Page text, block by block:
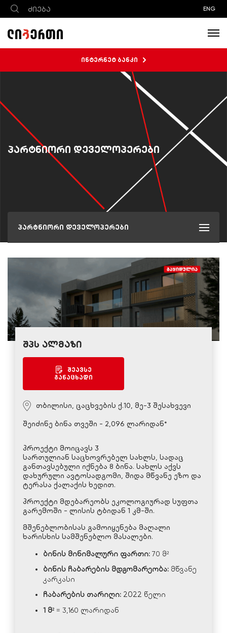
ENG
ინტერნეტ ბანკი
პარტნიორი დეველოპერები
პარტნიორი დეველოპერები
შპს ალმაზი
შეავსე
განაცხადი
თბილისი, ცაცხვების ქ.10, მე-3 შესახვევი
შეიძინე ბინა თვეში - 2,096 ლარიდან*
პროექტი მოიცავს 3
სართულიან საცხოვრებელ სახლს, სადაც
განთავსებული იქნება 8 ბინა. სახლს აქვს
დახურული ავტოსადგომი, შიდა მწვანე ეზო და
ტერასა ქალაქის ხედით.
პროექტი მდებარეობს ეკოლოგიურად სუფთა
გარემოში - ლისის ტბიდან 1 კმ-ში.
მშენებლობისას გამოიყენება მაღალი
ხარისხის სამშენებლო მასალები.
ბინის მინიმალური ფართი: 70 მ²
ბინის ჩაბარების მდგომარეობა: მწვანე
კარკასი
ჩაბარების თარიღი: 2022 წელი
1 მ² = 3,160 ლარიდან